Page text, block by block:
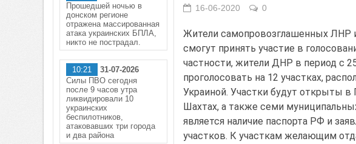
16-06-2020 0
Жители самопровозглашенных ЛНР
смогут принять участие в
частности, жители ДНР в период с
проголосовать на 12 участках,
Украиной. Участки будут открыты в
Шахтах, а также семи
является наличие паспорта РФ и
участков. К участкам желающим
Прошедшей ночью в
донском регионе
отражена массированная
атака украинских БПЛА,
никто не пострадал.
10:21
31-07-2026
Силы ПВО сегодня
после 9 часов утра
ликвидировали 10
украинских
беспилотников,
атаковавших три города
и два района